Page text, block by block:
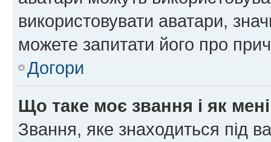
використовувати аватари,
можете запитати його про
Догори
Що таке моє звання і як
Звання, яке знаходиться під